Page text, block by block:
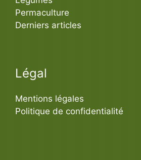
Permaculture
Derniers articles
Légal
Mentions légales
Politique de confidentialité